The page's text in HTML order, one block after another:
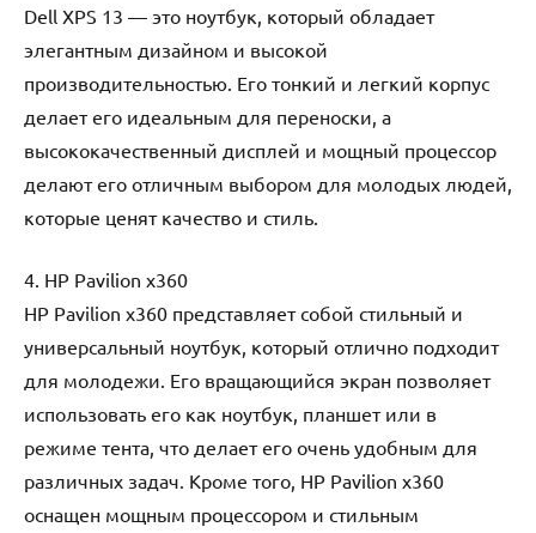
Dell XPS 13 — это ноутбук, который обладает
элегантным дизайном и высокой
производительностью. Его тонкий и легкий корпус
делает его идеальным для переноски, а
высококачественный дисплей и мощный процессор
делают его отличным выбором для молодых людей,
которые ценят качество и стиль.
4. HP Pavilion x360
HP Pavilion x360 представляет собой стильный и
универсальный ноутбук, который отлично подходит
для молодежи. Его вращающийся экран позволяет
использовать его как ноутбук, планшет или в
режиме тента, что делает его очень удобным для
различных задач. Кроме того, HP Pavilion x360
оснащен мощным процессором и стильным